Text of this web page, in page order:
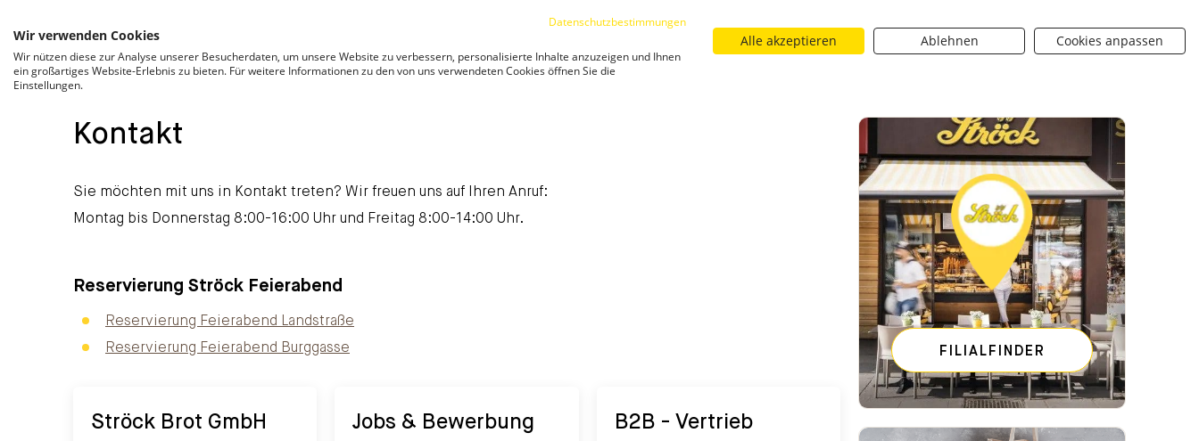
Sortiment Filialfinder Neuigkeiten Karriere Über uns BROTique
Suchen
Kontakt
Sie möchten mit uns in Kontakt treten? Wir freuen uns auf Ihren Anruf:
Montag bis Donnerstag 8:00-16:00 Uhr und Freitag 8:00-14:00 Uhr.
Reservierung Ströck Feierabend
Reservierung Feierabend Landstraße
Reservierung Feierabend Burggasse
Ströck Brot GmbH Jobs & Bewerbung B2B - Vertrieb
FILIALFINDER
Datenschutzbestimmungen
Wir verwenden Cookies
Wir nützen diese zur Analyse unserer Besucherdaten, um unsere Website zu verbessern, personalisierte Inhalte anzuzeigen und Ihnen
ein großartiges Website-Erlebnis zu bieten. Für weitere Informationen zu den von uns verwendeten Cookies öffnen Sie die
Einstellungen.
Alle akzeptieren Ablehnen Cookies anpassen